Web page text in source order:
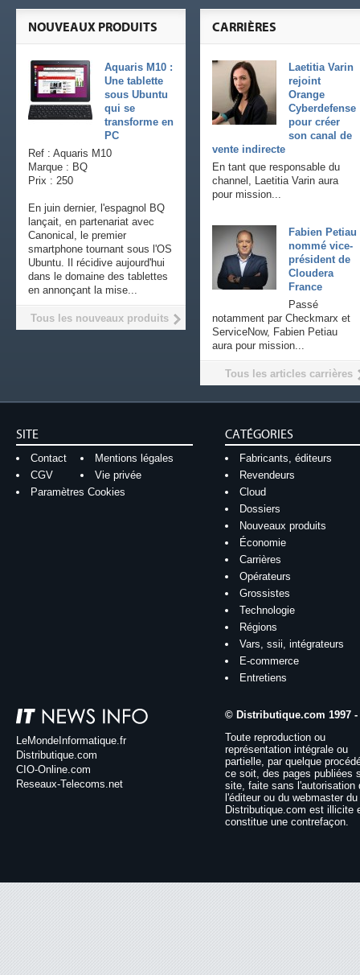
CARRIÈRES
Laetitia Varin
rejoint
Orange
Cyberdefense
pour créer
son canal de
vente indirecte
En tant que responsable du
channel, Laetitia Varin aura
pour mission...
Fabien Petiau
nommé vice-
président de
Cloudera
France
Passé
notamment par Checkmarx et
ServiceNow, Fabien Petiau
aura pour mission...
Tous les articles carrières
NOUVEAUX PRODUITS
Aquaris M10 :
Une tablette
sous Ubuntu
qui se
transforme en
PC
Ref : Aquaris M10
Marque : BQ
Prix : 250
En juin dernier, l'espagnol BQ
lançait, en partenariat avec
Canonical, le premier
smartphone tournant sous l'OS
Ubuntu. Il récidive aujourd'hui
dans le domaine des tablettes
en annonçant la mise...
Tous les nouveaux produits
SITE
Contact
Mentions légales
CGV
Vie privée
Paramètres Cookies
CATÉGORIES
Fabricants, éditeurs
Revendeurs
Cloud
Dossiers
Nouveaux produits
Économie
Carrières
Opérateurs
Grossistes
Technologie
Régions
Vars, ssii, intégrateurs
E-commerce
Entretiens
LeMondeInformatique.fr
Distributique.com
CIO-Online.com
Reseaux-Telecoms.net
© Distributique.com 1997 -
Toute reproduction ou
représentation intégrale ou
partielle, par quelque
ce soit, des pages publiées
site, faite sans l'autorisation
l'éditeur ou du webmaster
Distributique.com est illicite
constitue une contrefaçon.